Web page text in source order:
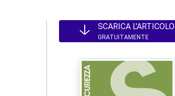
SCARICA L'ARTICOLO
GRATUITAMENTE